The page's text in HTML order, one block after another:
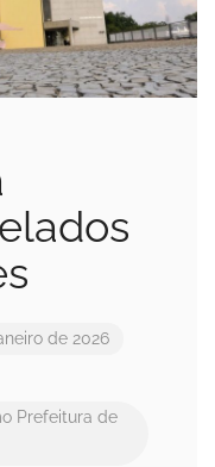
de 2026
Prefeitura de